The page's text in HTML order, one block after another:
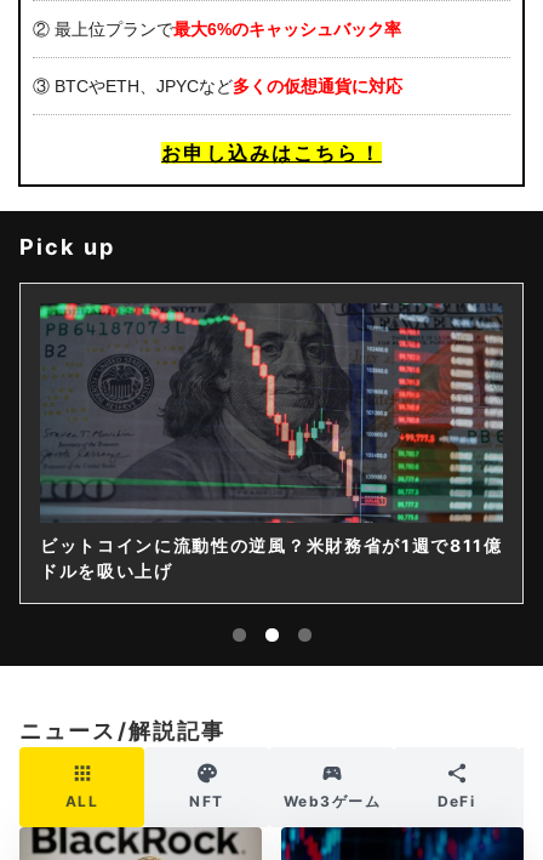
② 最上位プランで最大6%のキャッシュバック率
③ BTCやETH、JPYCなど多くの仮想通貨に対応
お申し込みはこちら！
Pick up
ビットコインに流動性の逆風？米財務省が1週で811億
ドルを吸い上げ
ニュース/解説記事
ALL NFT Web3ゲーム DeFi